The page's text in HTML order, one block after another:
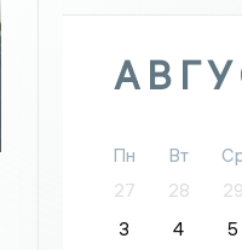
Пн Вт
27
28 29
3
4 5